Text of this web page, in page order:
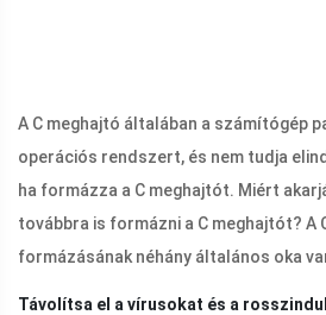
A C meghajtó általában a számítógép
operációs rendszert, és nem tudja
ha formázza a C meghajtót. Miért
továbbra is formázni a C meghajtót? A
formázásának néhány általános oka
Távolítsa el a vírusokat és a